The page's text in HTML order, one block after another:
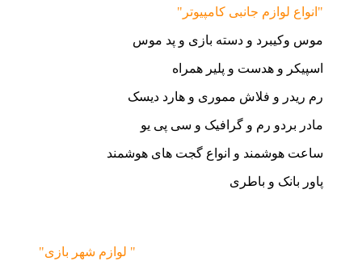
"انواع لوازم جانبی کامپیوتر"
موس وکیبرد و دسته بازی و پد موس
اسپیکر و هدست و پلیر همراه
رم ریدر و فلاش مموری و هارد دیسک
مادر بردو رم و گرافیک و سی پی یو
ساعت هوشمند و انواع گجت های هوشمند
پاور بانک و باطری
"لوازم شهر بازی "